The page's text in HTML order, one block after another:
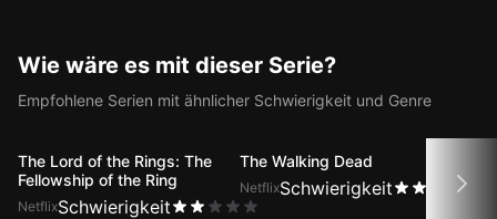
Übersetzungen der Dialoge aus
Wie wäre es mit dieser Serie?
Empfohlene Serien mit ähnlicher Schwierigkeit und Genre
The Lord of the Rings: The
Fellowship of the Ring
NetflixSchwierigkeit
The Walking Dead
NetflixSchwierigkeit